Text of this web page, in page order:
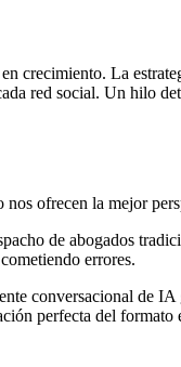
crecimiento. La
red social. Un hilo
nos ofrecen la mejor
de abogados
errores.
conversacional de
perfecta del